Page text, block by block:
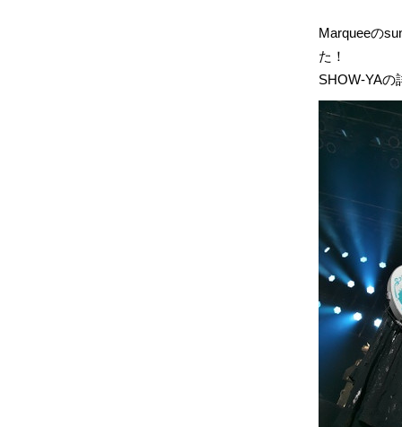
Marqueeの
た！
SHOW-YA